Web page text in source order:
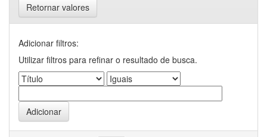
Retornar valores
Adicionar filtros:
Utilizar filtros para refinar o resultado de busca.